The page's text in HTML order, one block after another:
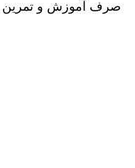
صرف آموزش و تمرین